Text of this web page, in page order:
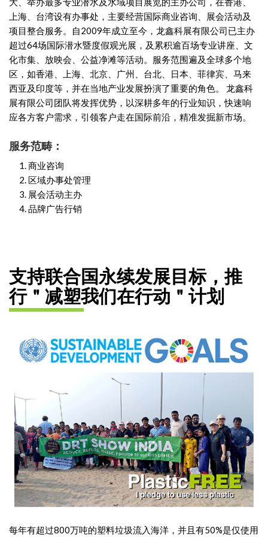
上海、台湾设有办事处，主要经营国际商业咨询、展会活动及
项目整合服务。自2009年成立至今，龙鑫科展有限公司已主办
超过64场国际潜水暨度假观光展，及累积逾百场专业讲座、文
化市集、放映会、公益净滩等活动。服务范围遍及全球多个地
区，如香港、上海、北京、广州、台北、日本、菲律宾、马来
西亚及印度等，并在当地产业发展扮演了重要的角色。 龙鑫科
展有限公司团队将发挥优势，以深耕多年的行业知识，快速响
应各方客户需求，引领客户走在国际前沿，精准发掘新市场。
服务范畴：
商业咨询
区域办事处管理
展会活动主办
品牌广告行销
支持联合国永续发展目标，推
行＂减塑我们在行动＂计划
每年有超过800万吨的塑料垃圾流入海洋，并且有50%是仅使用